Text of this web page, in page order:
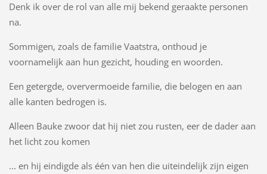
Denk ik over de rol van alle mij bekend geraakte personen
na.
Sommigen, zoals de familie Vaatstra, onthoud je
voornamelijk aan hun gezicht, houding en woorden.
Een getergde, oververmoeide familie, die belogen en aan
alle kanten bedrogen is.
Alleen Bauke zwoor dat hij niet zou rusten, eer de dader aan
het licht zou komen
... en hij eindigde als één van hen die uiteindelijk zijn eigen